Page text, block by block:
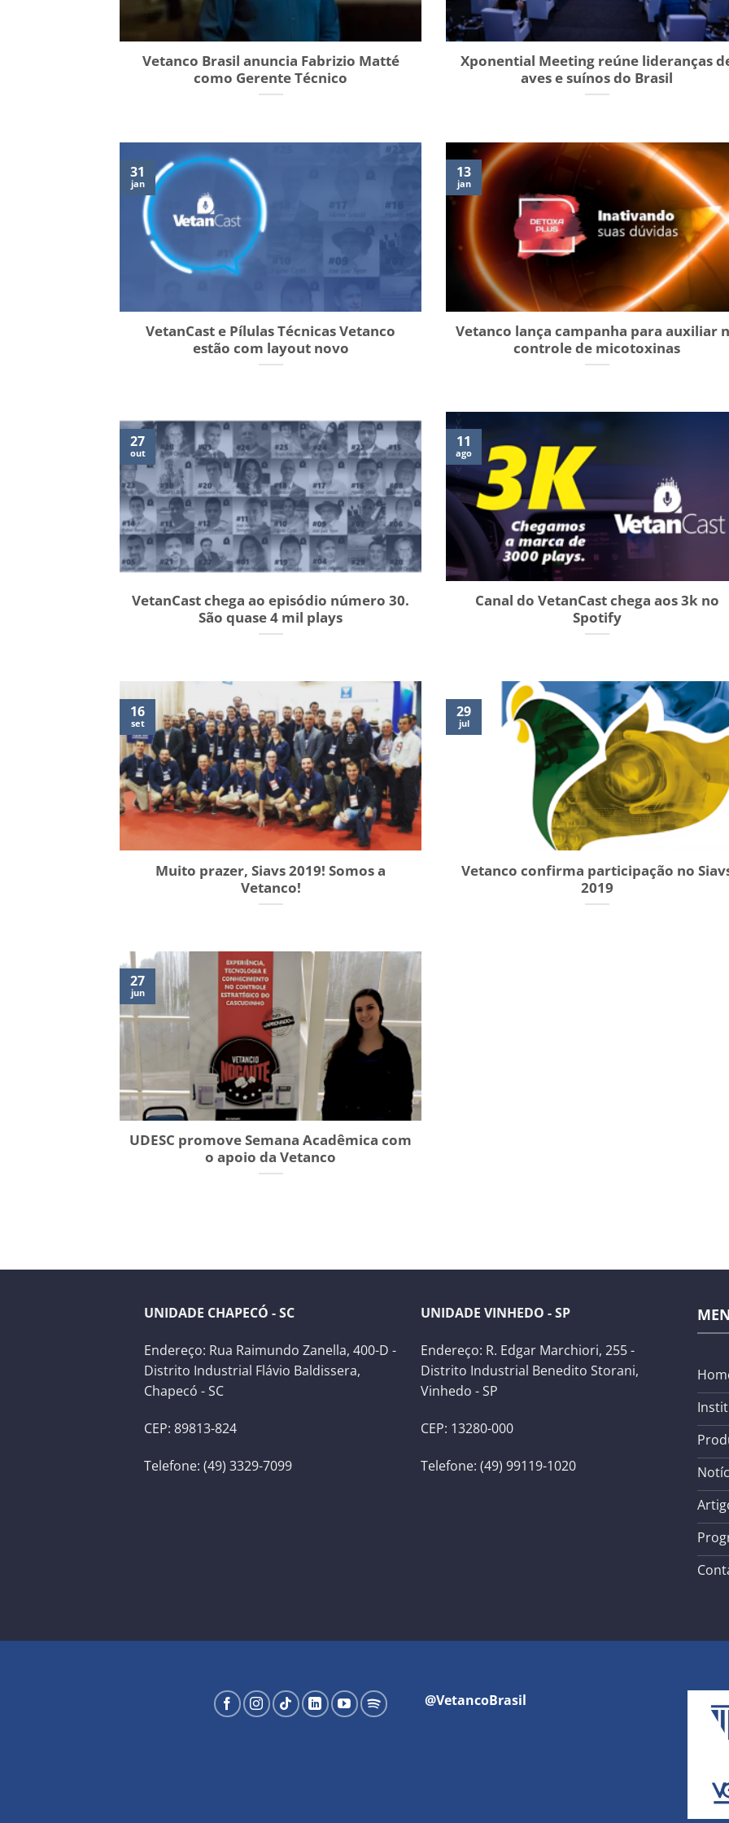
Vetanco Brasil anuncia Fabrizio Matté
como Gerente Técnico
Xponential Meeting reúne lideranças
aves e suínos do Brasil
VetanCast e Pílulas Técnicas Vetanco
estão com layout novo
31
jan
Vetanco lança campanha para auxiliar
controle de micotoxinas
13
jan
VetanCast chega ao episódio número 30.
São quase 4 mil plays
27
out
Canal do VetanCast chega aos 3k no
Spotify
11
ago
Muito prazer, Siavs 2019! Somos a
Vetanco!
16
set
Vetanco confirma participação no
2019
29
jul
UDESC promove Semana Acadêmica com
o apoio da Vetanco
27
jun
UNIDADE CHAPECÓ - SC
Endereço: Rua Raimundo Zanella, 400-D -
Distrito Industrial Flávio Baldissera,
Chapecó - SC
CEP: 89813-824
Telefone: (49) 3329-7099
UNIDADE VINHEDO - SP
Endereço: R. Edgar Marchiori, 255 -
Distrito Industrial Benedito Storani,
Vinhedo - SP
CEP: 13280-000
Telefone: (49) 99119-1020
@VetancoBrasil